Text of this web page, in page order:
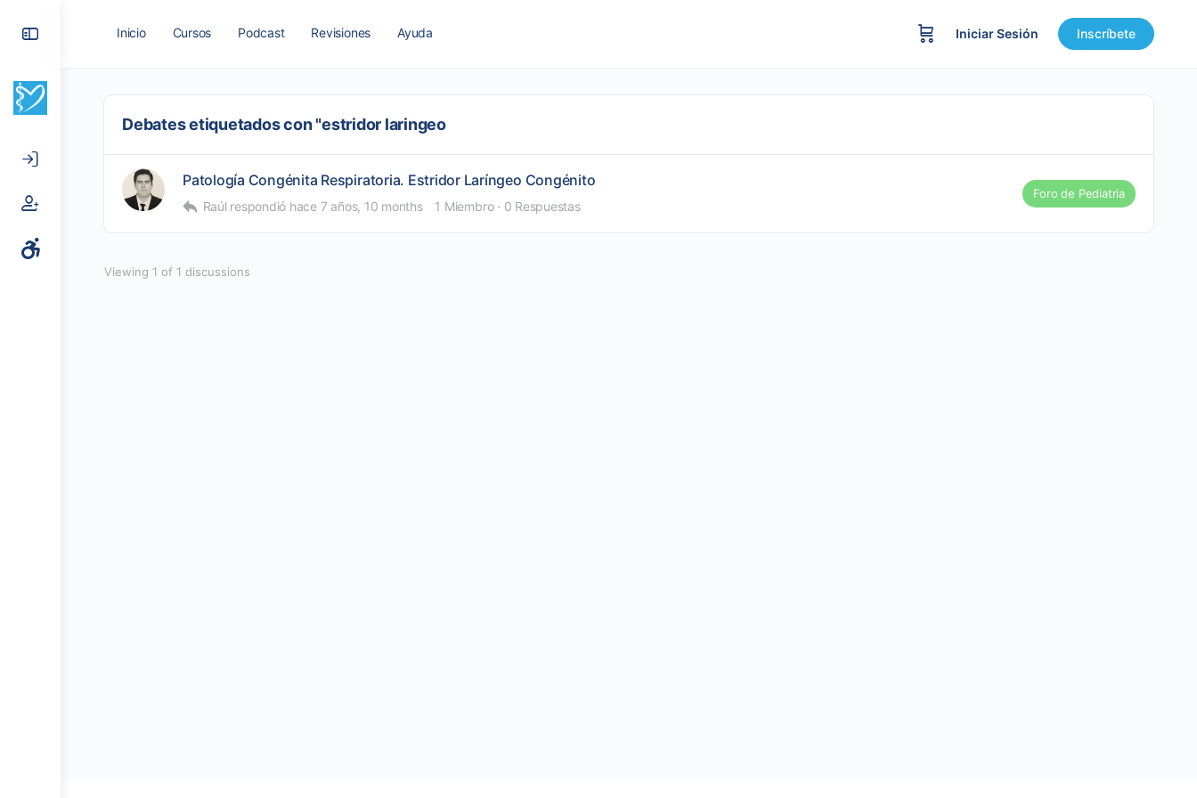
Panel
Inicio Cursos Podcast Revisiones Ayuda Iniciar Sesión Inscríbete
Debates etiquetados con "estridor laringeo
Patología Congénita Respiratoria. Estridor Laríngeo Congénito
Raúl respondió hace 7 años, 10 months 1 Miembro · 0 Respuestas
Foro de Pediatria
Viewing 1 of 1 discussions